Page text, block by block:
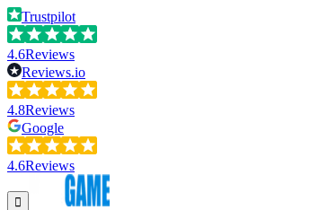
Trustpilot
4.6Reviews
Reviews.io
4.8Reviews
Google
4.6Reviews